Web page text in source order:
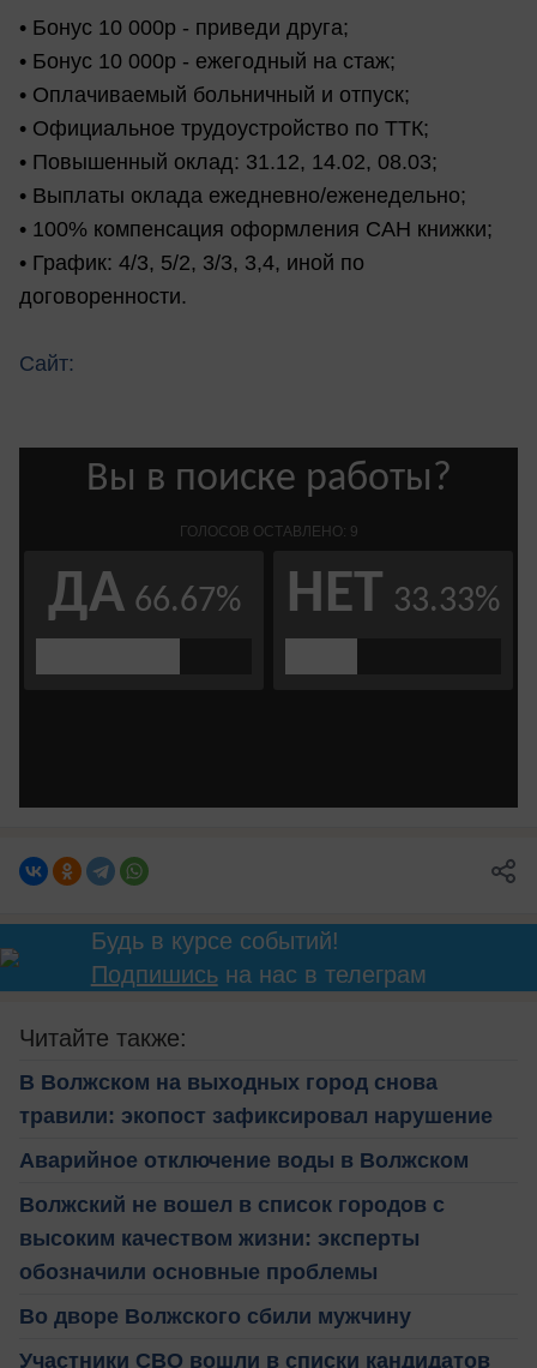
• Бонус 10 000р - приведи друга;
• Бонус 10 000р - ежегодный на стаж;
• Оплачиваемый больничный и отпуск;
• Официальное трудоустройство по ТТК;
• Повышенный оклад: 31.12, 14.02, 08.03;
• Выплаты оклада ежедневно/еженедельно;
• 100% компенсация оформления САН книжки;
• График: 4/3, 5/2, 3/3, 3,4, иной по
договоренности.
Сайт:
Будь в курсе событий!
Подпишисьна нас в телеграм
Читайте также:
В Волжском на выходных город снова
травили: экопост зафиксировал нарушение
Аварийное отключение воды в Волжском
Волжский не вошел в список городов с
высоким качеством жизни: эксперты
обозначили основные проблемы
Во дворе Волжского сбили мужчину
Участники СВО вошли в списки кандидатов